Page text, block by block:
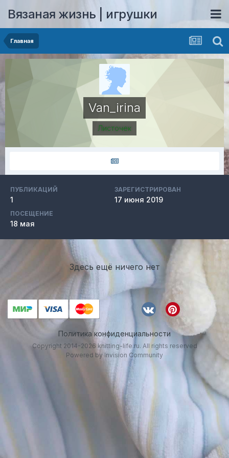
Вязаная жизнь | игрушки
Главная
Van_irina
Листочек
ПУБЛИКАЦИЙ
1
ЗАРЕГИСТРИРОВАН
17 июня 2019
ПОСЕЩЕНИЕ
18 мая
Здесь ещё ничего нет
Политика конфиденциальности
Copyright 2014-2026 knitting-life.ru. All rights reserved
Powered by Invision Community